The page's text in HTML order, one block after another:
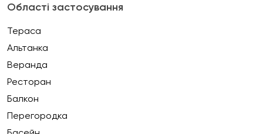
Області застосування
Тераса
Альтанка
Веранда
Ресторан
Балкон
Перегородка